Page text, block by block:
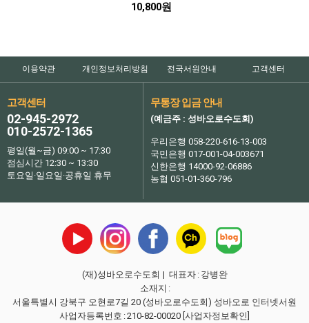
10,800원
이용약관 개인정보처리방침 전국서원안내 고객센터
고객센터
02-945-2972
010-2572-1365
평일(월~금) 09:00 ~ 17:30
점심시간 12:30 ~ 13:30
토요일·일요일·공휴일 휴무
무통장 입금 안내
(예금주 : 성바오로수도회)
우리은행 058-220-616-13-003
국민은행 017-001-04-003671
신한은행 14000-92-06886
농협 051-01-360-796
(재)성바오로수도회 | 대표자 : 강병완
소재지 :
서울특별시 강북구 오현로7길 20 (성바오로수도회) 성바오로 인터넷서원
사업자등록번호 :210-82-00020 [사업자정보확인]